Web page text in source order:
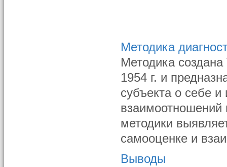
Методика
Методика
1954 г. и
субъекта о себе
методики
самооценке и
Выводы